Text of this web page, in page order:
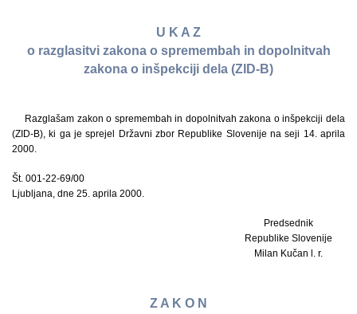
U K A Z
o razglasitvi zakona o spremembah in dopolnitvah
zakona o inšpekciji dela (ZID-B)
Razglašam zakon o spremembah in dopolnitvah zakona o inšpekciji dela
(ZID-B), ki ga je sprejel Državni zbor Republike Slovenije na seji 14. aprila
2000.
Št. 001-22-69/00
Ljubljana, dne 25. aprila 2000.
Predsednik
Republike Slovenije
Milan Kučan l. r.
Z A K O N